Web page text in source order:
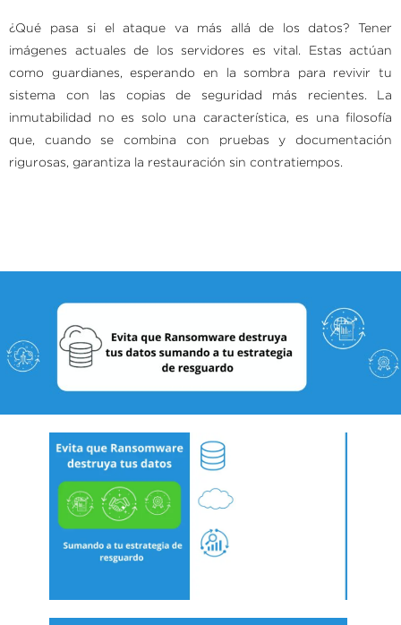
¿Qué pasa si el ataque va más allá de los datos? Tener
imágenes actuales de los servidores es vital. Estas actúan
como guardianes, esperando en la sombra para revivir tu
sistema con las copias de seguridad más recientes. La
inmutabilidad no es solo una característica, es una filosofía
que, cuando se combina con pruebas y documentación
rigurosas, garantiza la restauración sin contratiempos.